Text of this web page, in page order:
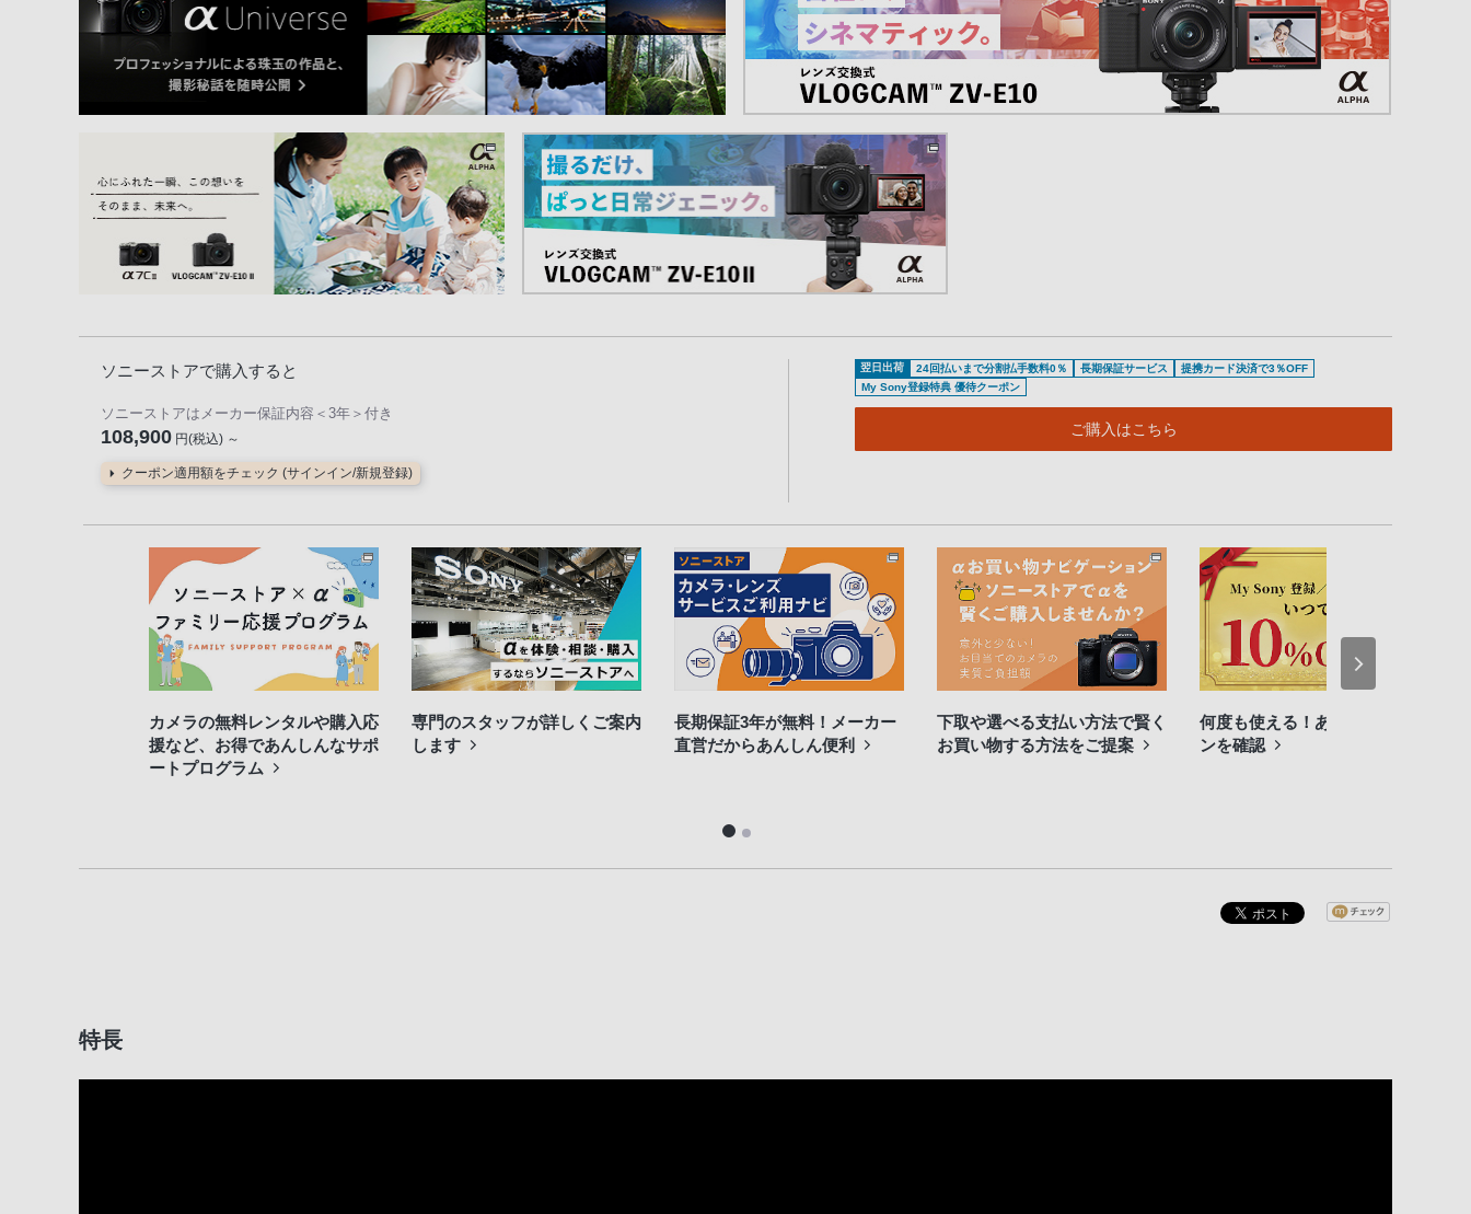
ソニーストアで購入すると
ソニーストアはメーカー保証内容 ＜3年＞ 付き
108,900 円(税込) ～
クーポン適用額をチェック (サインイン/新規登録)
翌日出荷 24回払いまで分割払手数料0％ 長期保証サービス
提携カード決済で3％OFF
My Sony登録特典 優待クーポン
ご購入はこちら
カメラの無料レンタルや購入応
援など、お得であんしんなサポ
ートプログラム
専門のスタッフが詳しくご案内
します
長期保証3年が無料！メーカー
直営だからあんしん便利
下取や選べる支払い方法で賢く
お買い物する方法をご提案
何度も使える！あなたのクーポ
ンを確認
特長